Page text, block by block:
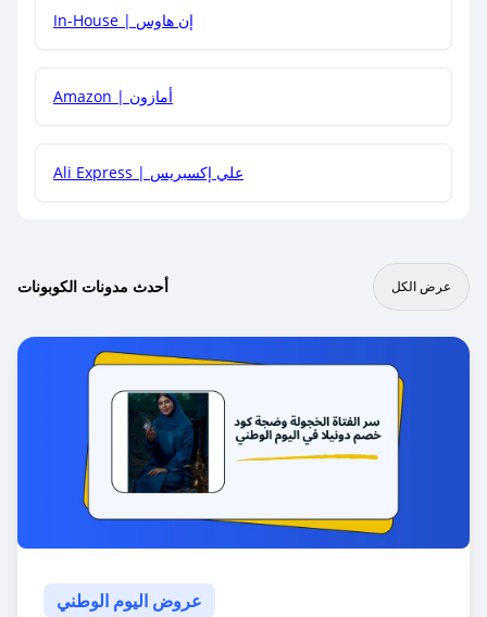
In-House | إن هاوس
Amazon | أمازون
Ali Express | علي إكسبريس
أحدث مدونات الكوبونات عرض الكل
عروض اليوم الوطني